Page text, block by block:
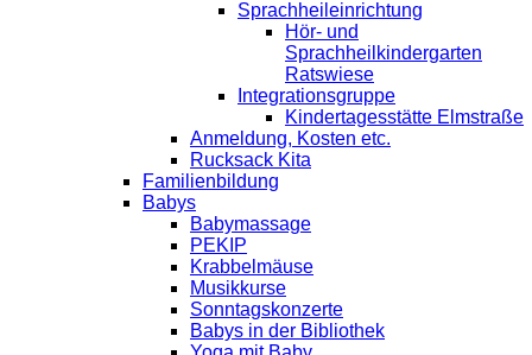
Sprachheileinrichtung
Hör- und
Sprachheilkindergarten
Ratswiese
Integrationsgruppe
Kindertagesstätte Elmstraße
Anmeldung, Kosten etc.
Rucksack Kita
Familienbildung
Babys
Babymassage
PEKIP
Krabbelmäuse
Musikkurse
Sonntagskonzerte
Babys in der Bibliothek